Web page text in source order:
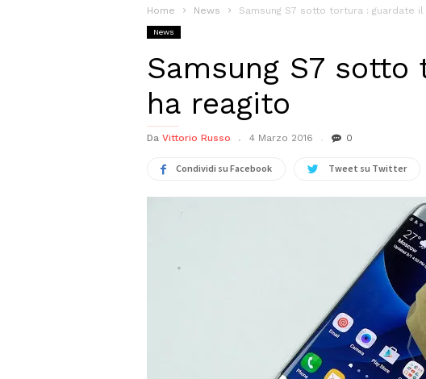
Home News Samsung S7 sotto tortura : guardate
News
Samsung S7
ha reagito
Da Vittorio Russo 4 Marzo 2016 0
Condividi su Facebook Tweet su Twitter